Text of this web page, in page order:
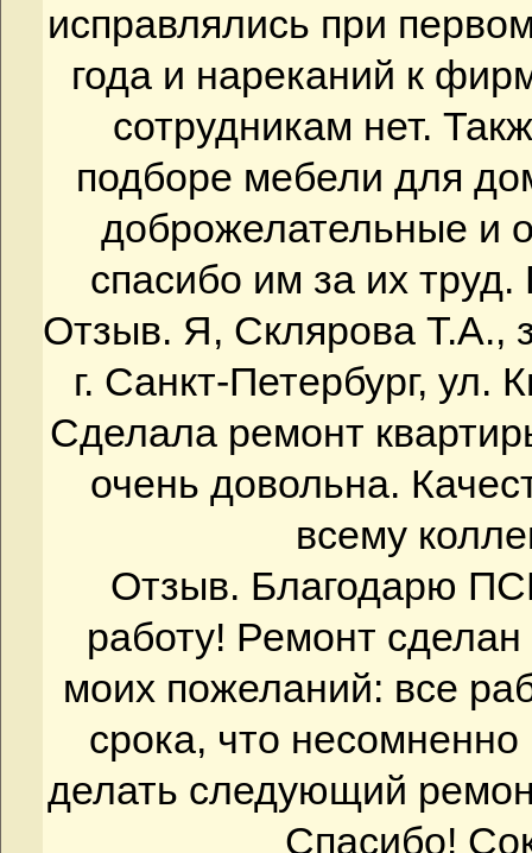
исправлялись при
года и нареканий к
сотрудникам нет.
подборе мебели для
доброжелательные и
спасибо им за их
Отзыв. Я, Склярова Т.А.,
г. Санкт-Петербург, ул.
Сделала ремонт
очень довольна.
всему
Отзыв. Благодарю
работу! Ремонт сделан
моих пожеланий: все
срока, что
делать следующий
Спасибо!